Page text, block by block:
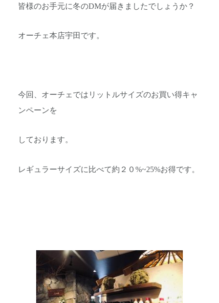
皆様のお手元に冬のDMが届きましたでしょうか？
オーチェ本店宇田です。
今回、オーチェではリットルサイズのお買い得キャ
ンペーンを
しております。
レギュラーサイズに比べて約２０%~25%お得です。